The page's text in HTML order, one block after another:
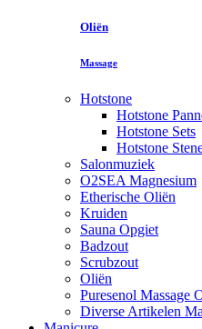
Oliën
Massage
Hotstone
Hotstone
Hotstone Sets
Hotstone
Salonmuziek
O2SEA Magnesium
Etherische Oliën
Kruiden
Sauna Opgiet
Badzout
Scrubzout
Oliën
Puresenol Massage
Diverse Artikelen